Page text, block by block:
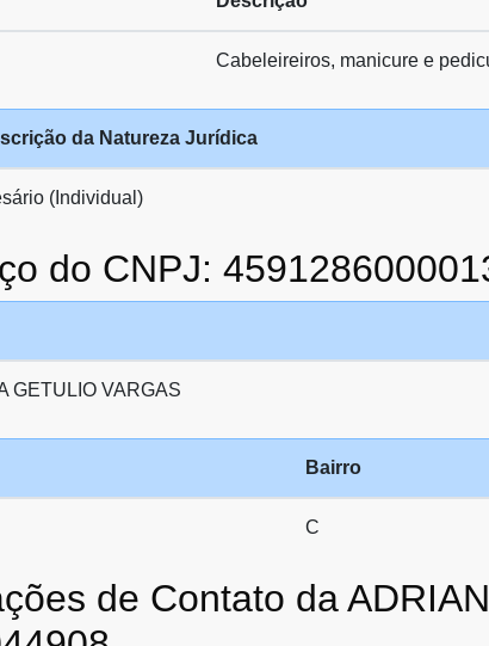
Cabeleireiros, manicure e
da Natureza Jurídica
(Individual)
do CNPJ:
GETULIO VARGAS
Bairro
C
de Contato da